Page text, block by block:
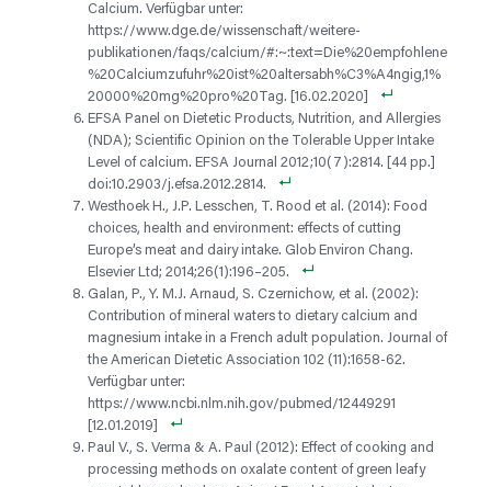
Calcium. Verfügbar unter:
https://www.dge.de/wissenschaft/weitere-
publikationen/faqs/calcium/#:~:text=Die%20empfohlene
%20Calciumzufuhr%20ist%20altersabh%C3%A4ngig,1%
20000%20mg%20pro%20Tag. [16.02.2020]
EFSA Panel on Dietetic Products, Nutrition, and Allergies
(NDA); Scientific Opinion on the Tolerable Upper Intake
Level of calcium. EFSA Journal 2012;10(7):2814. [44 pp.]
doi:10.2903/j.efsa.2012.2814.
Westhoek H., J.P. Lesschen, T. Rood et al. (2014): Food
choices, health and environment: effects of cutting
Europe’s meat and dairy intake. Glob Environ Chang.
Elsevier Ltd; 2014;26(1):196–205.
Galan, P., Y. M.J. Arnaud, S. Czernichow, et al. (2002):
Contribution of mineral waters to dietary calcium and
magnesium intake in a French adult population. Journal of
the American Dietetic Association 102 (11):1658-62.
Verfügbar unter:
https://www.ncbi.nlm.nih.gov/pubmed/12449291
[12.01.2019]
Paul V., S. Verma & A. Paul (2012): Effect of cooking and
processing methods on oxalate content of green leafy